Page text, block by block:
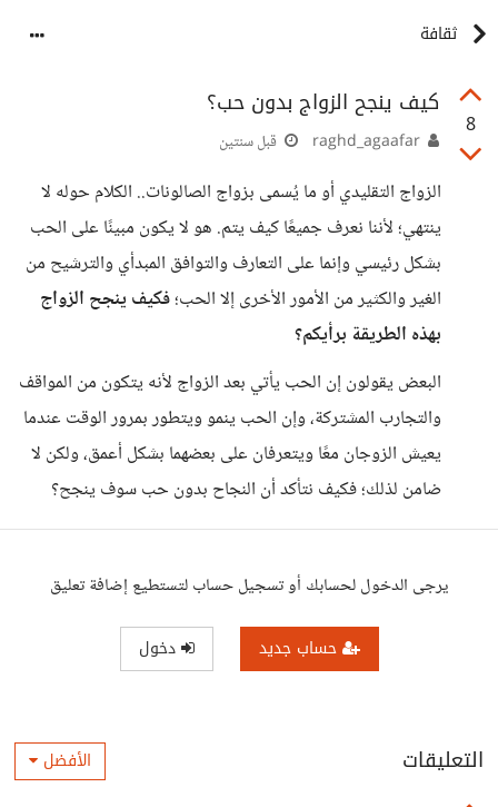
ثقافة
8
كيف ينجح الزواج بدون حب؟
قبل سنتين
الزواج التقليدي أو ما يُسمى بزواج الصالونات.. الكلام حوله لا
ينتهي؛ لأننا نعرف جميعًا كيف يتم. هو لا يكون مبينًا على الحب
بشكل رئيسي وإنما على التعارف والتوافق المبدأي والترشيح من
الغير والكثير من الأمور الأخرى إلا الحب؛فكيف ينجح الزواج
بهذه الطريقة برأيكم؟
البعض يقولون إن الحب يأتي بعد الزواج لأنه يتكون من المواقف
والتجارب المشتركة، وإن الحب ينمو ويتطور بمرور الوقت عندما
يعيش الزوجان معًا ويتعرفان على بعضهما بشكل أعمق، ولكن لا
ضامن لذلك؛ فكيف نتأكد أن النجاح بدون حب سوف ينجح؟
يرجى الدخول لحسابك أو تسجيل حساب لتستطيع إضافة تعليق
حساب جديد دخول
التعليقات الأفضل